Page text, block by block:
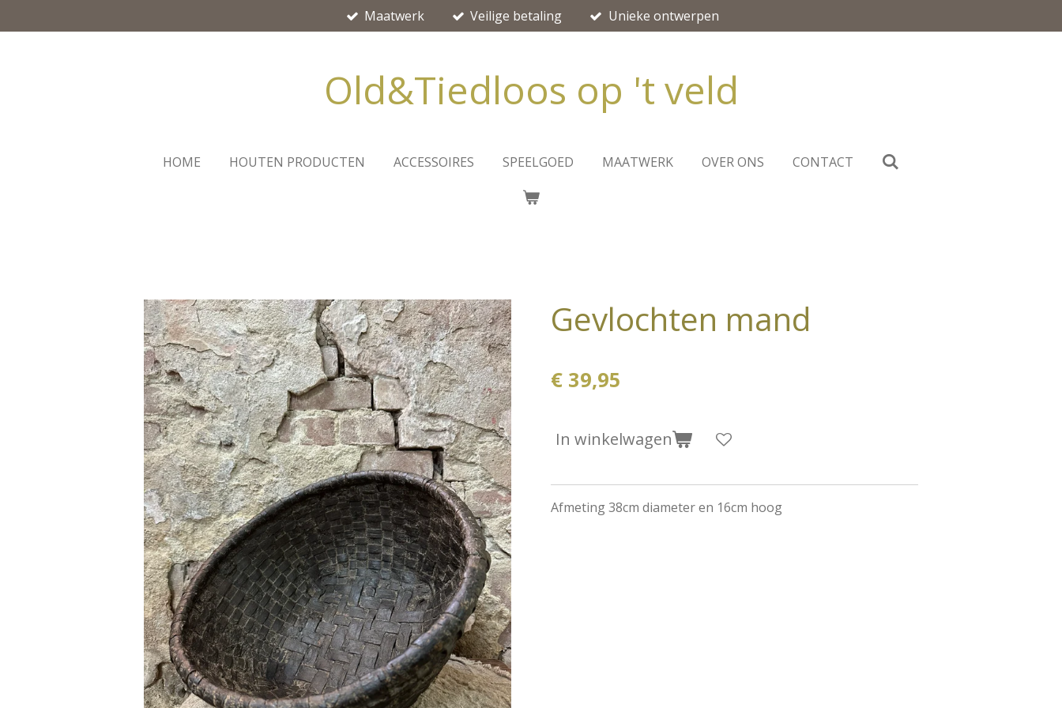
direct
Maatwerk Veilige betaling Unieke ontwerpen
Old&Tiedloos op 't veld
HOME HOUTEN PRODUCTEN ACCESSOIRES SPEELGOED MAATWERK OVER ONS CONTACT
Gevlochten mand
€ 39,95
In winkelwagen
Afmeting 38cm diameter en 16cm hoog